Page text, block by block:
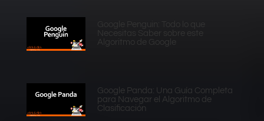
Necesitas Saber sobre este
Algoritmo de Google
Google Panda: Una Guía Completa
para Navegar el Algoritmo de
Clasificación